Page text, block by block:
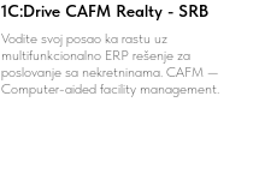
1C:Drive CAFM Realty - SRB
Vodite svoj posao ka rastu uz
multifunkcionalno ERP rešenje za
poslovanje sa nekretninama. CAFM —
Computer-aided facility management.